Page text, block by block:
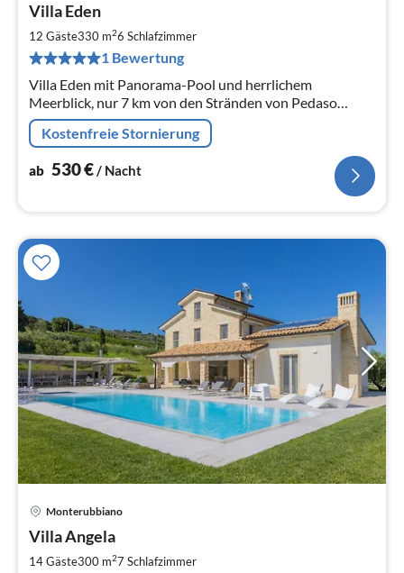
Villa Eden
12 Gäste330 m26 Schlafzimmer
1 Bewertung
Villa Eden mit Panorama-Pool und herrlichem
Meerblick, nur 7 km von den Stränden von Pedaso
entfernt.
Kostenfreie Stornierung
ab 530€/ Nacht
Monterubbiano
Villa Angela
14 Gäste300 m27 Schlafzimmer